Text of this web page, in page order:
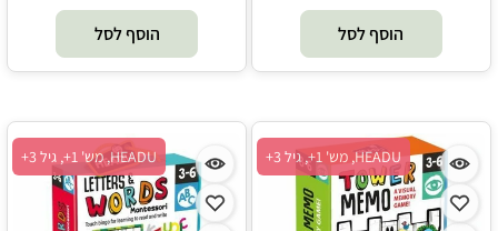
הוסף לסל הוסף לסל
HEADU, מש' 1+, גיל 3+ HEADU, מש' 1+, גיל 3+